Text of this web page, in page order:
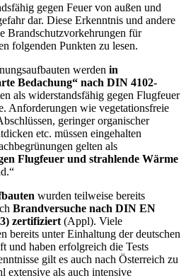
gegen Feuer von außen und
dar. Diese Erkenntnis und andere
Brandschutzvorkehrungen für
folgenden Punkten zu lesen.
werden in
Bedachung“ nach DIN 4102-
als widerstandsfähig gegen Flugfeuer
Anforderungen wie vegetationsfreie
geringer organischer
etc. müssen eingehalten
gelten als
Flugfeuer und strahlende Wärme
wurden teilweise bereits
Brandversuche nach DIN EN
zertifiziert (Appl). Viele
bereits unter Einhaltung der deutschen
und haben erfolgreich die Tests
gilt es auch nach Österreich zu
extensive als auch intensive